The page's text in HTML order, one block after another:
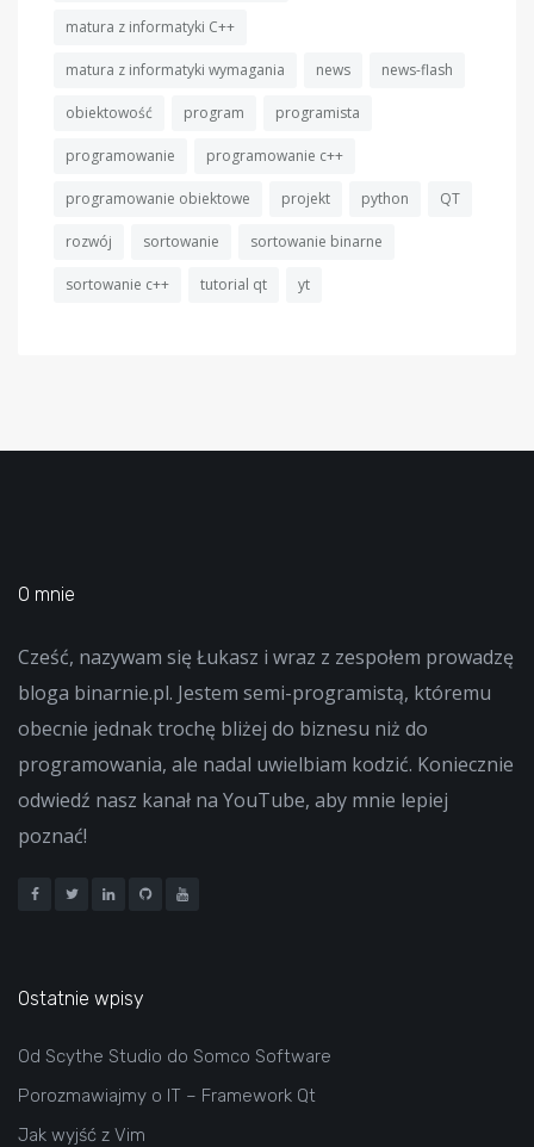
matura z informatyki C++
matura z informatyki wymagania news news-flash
obiektowość program programista
programowanie programowanie c++
programowanie obiektowe projekt python QT
rozwój sortowanie sortowanie binarne
sortowanie c++ tutorial qt yt
O mnie
Cześć, nazywam się Łukasz i wraz z zespołem prowadzę
bloga binarnie.pl. Jestem semi-programistą, któremu
obecnie jednak trochę bliżej do biznesu niż do
programowania, ale nadal uwielbiam kodzić. Koniecznie
odwiedź nasz kanał na YouTube, aby mnie lepiej
poznać!
Ostatnie wpisy
Od Scythe Studio do Somco Software
Porozmawiajmy o IT – Framework Qt
Jak wyjść z Vim